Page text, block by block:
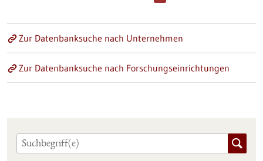
Zur Datenbanksuche nach Unternehmen
Zur Datenbanksuche nach Forschungseinrichtungen